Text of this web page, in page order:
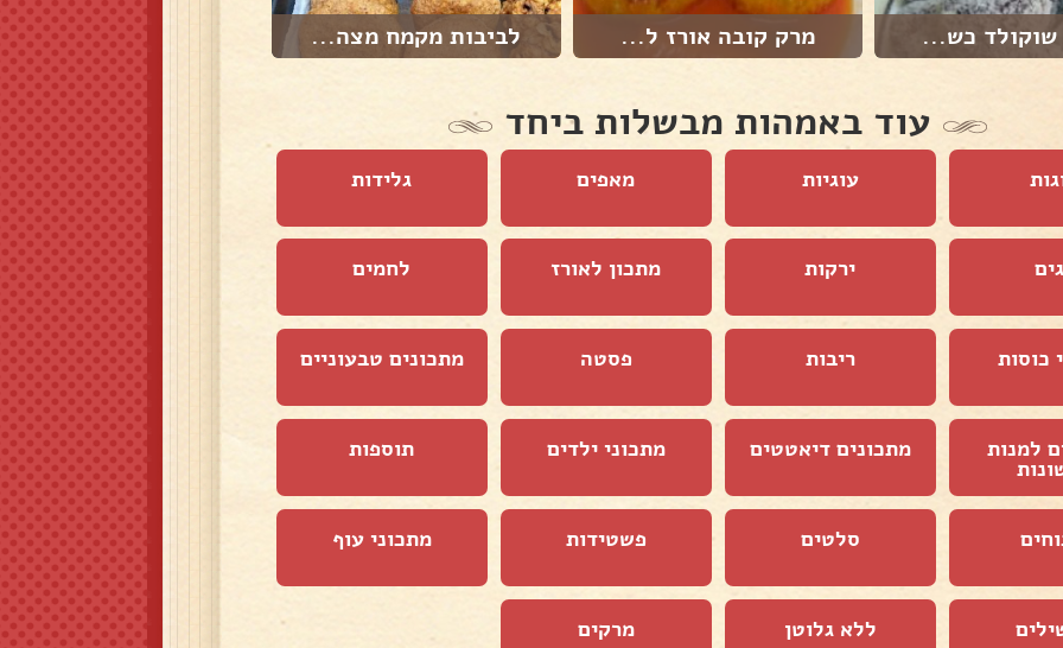
שוקולד כש... מרק קובה אורז ל... לביבות מקמח מצה...
עוד באמהות מבשלות ביחד
עוגיות מאפים גלידות
ירקות מתכון לאורז לחמים
כוסות ריבות פסטה מתכונים טבעוניים
למנות מתכונים דיאטטים מתכוני ילדים תוספות
סלטים פשטידות מתכוני עוף
ללא גלוטן מרקים